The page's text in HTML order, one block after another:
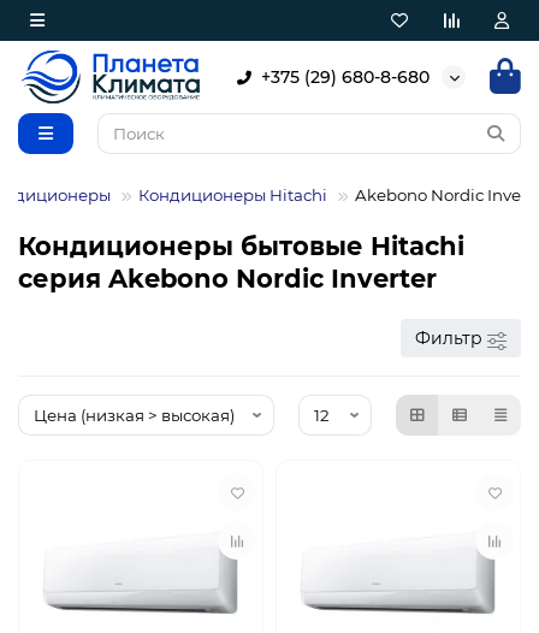
+375 (29) 680-8-680
Кондиционеры Hitachi Akebono Nordic
Кондиционеры бытовые Hitachi
серия Akebono Nordic Inverter
Фильтр